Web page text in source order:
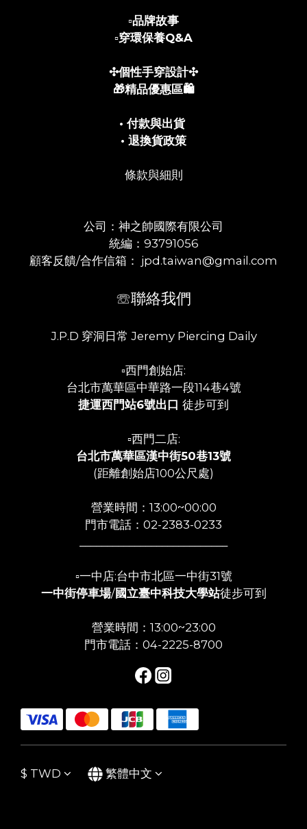
▫️品牌故事
▫️穿環保養Q&A
✣個性手穿設計✣
🎁精品優惠區🛍️
• 付款與出貨
• 退換貨政策
條款與細則
公司：神之帥國際有限公司
統編：93791056
顧客反饋/合作信箱： jpd.taiwan@gmail.com
☏聯絡我們
J.P.D 穿洞日常 Jeremy Piercing Daily
▫️西門創始店:
台北市萬華區中華路一段114巷4號
捷運西門站6號出口 徒步可到
▫️西門二店:
台北市萬華區漢中街50巷13號
(距離創始店100公尺處)
營業時間：13:00~00:00
門市電話：02-2383-0233
▫️一中店:台中市北區一中街31號
一中街停車場/國立臺中科技大學站徒步可到
營業時間：13:00~23:00
門市電話：04-2225-8700
$ TWD 繁體中文